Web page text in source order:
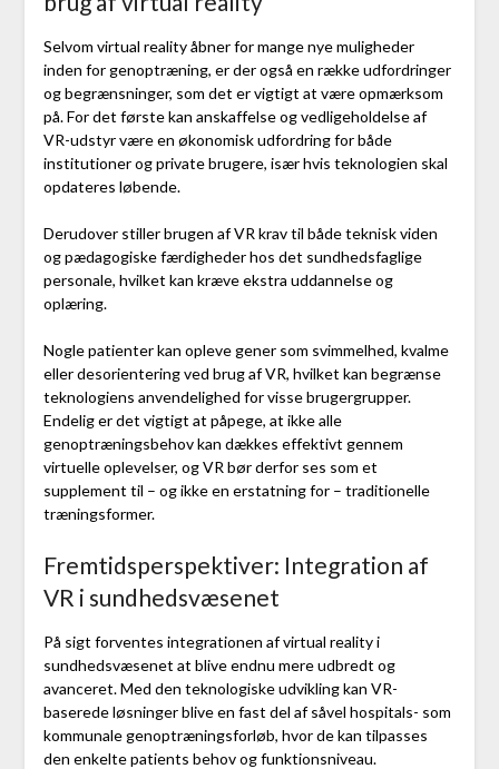
Selvom virtual reality åbner for mange nye muligheder
inden for genoptræning, er der også en række udfordringer
og begrænsninger, som det er vigtigt at være opmærksom
på. For det første kan anskaffelse og vedligeholdelse af
VR-udstyr være en økonomisk udfordring for både
institutioner og private brugere, især hvis teknologien skal
opdateres løbende.
Derudover stiller brugen af VR krav til både teknisk viden
og pædagogiske færdigheder hos det sundhedsfaglige
personale, hvilket kan kræve ekstra uddannelse og
oplæring.
Nogle patienter kan opleve gener som svimmelhed, kvalme
eller desorientering ved brug af VR, hvilket kan begrænse
teknologiens anvendelighed for visse brugergrupper.
Endelig er det vigtigt at påpege, at ikke alle
genoptræningsbehov kan dækkes effektivt gennem
virtuelle oplevelser, og VR bør derfor ses som et
supplement til – og ikke en erstatning for – traditionelle
træningsformer.
Fremtidsperspektiver: Integration af
VR i sundhedsvæsenet
På sigt forventes integrationen af virtual reality i
sundhedsvæsenet at blive endnu mere udbredt og
avanceret. Med den teknologiske udvikling kan VR-
baserede løsninger blive en fast del af såvel hospitals- som
kommunale genoptræningsforløb, hvor de kan tilpasses
den enkelte patients behov og funktionsniveau.